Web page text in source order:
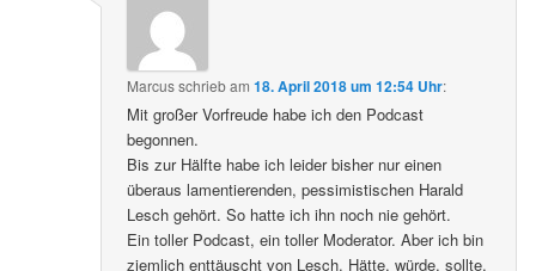
Marcusschriebam18. April 2018 um 12:54 Uhr:
Mit großer Vorfreude habe ich den Podcast
begonnen.
Bis zur Hälfte habe ich leider bisher nur einen
überaus lamentierenden, pessimistischen Harald
Lesch gehört. So hatte ich ihn noch nie gehört.
Ein toller Podcast, ein toller Moderator. Aber ich bin
ziemlich enttäuscht von Lesch. Hätte, würde, sollte,